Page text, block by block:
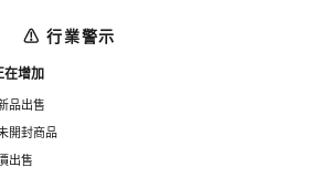
⚠ 行業警示
在增加
品出售
開封商品
出售